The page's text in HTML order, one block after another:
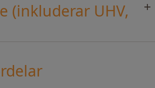
(inkluderar UHV,